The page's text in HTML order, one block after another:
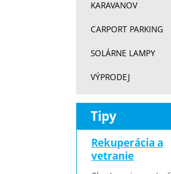
KARAVANOV
CARPORT PARKING
SOLÁRNE LAMPY
VÝPRODEJ
Tipy
Rekuperácia a
vetranie